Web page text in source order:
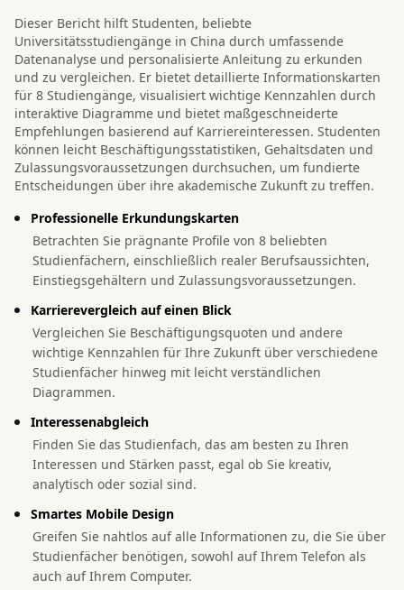
Dieser Bericht hilft Studenten, beliebte
Universitätsstudiengänge in China durch umfassende
Datenanalyse und personalisierte Anleitung zu erkunden
und zu vergleichen. Er bietet detaillierte Informationskarten
für 8 Studiengänge, visualisiert wichtige Kennzahlen durch
interaktive Diagramme und bietet maßgeschneiderte
Empfehlungen basierend auf Karriereinteressen. Studenten
können leicht Beschäftigungsstatistiken, Gehaltsdaten und
Zulassungsvoraussetzungen durchsuchen, um fundierte
Entscheidungen über ihre akademische Zukunft zu treffen.
Professionelle Erkundungskarten
Betrachten Sie prägnante Profile von 8 beliebten
Studienfächern, einschließlich realer Berufsaussichten,
Einstiegsgehältern und Zulassungsvoraussetzungen.
Karrierevergleich auf einen Blick
Vergleichen Sie Beschäftigungsquoten und andere
wichtige Kennzahlen für Ihre Zukunft über verschiedene
Studienfächer hinweg mit leicht verständlichen
Diagrammen.
Interessenabgleich
Finden Sie das Studienfach, das am besten zu Ihren
Interessen und Stärken passt, egal ob Sie kreativ,
analytisch oder sozial sind.
Smartes Mobile Design
Greifen Sie nahtlos auf alle Informationen zu, die Sie über
Studienfächer benötigen, sowohl auf Ihrem Telefon als
auch auf Ihrem Computer.